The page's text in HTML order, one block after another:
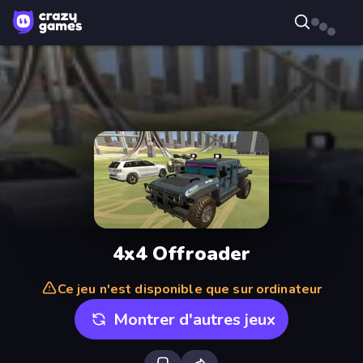
4x4 Offroader
Ce jeu n'est disponible que sur ordinateur
Montrer d'autres jeux